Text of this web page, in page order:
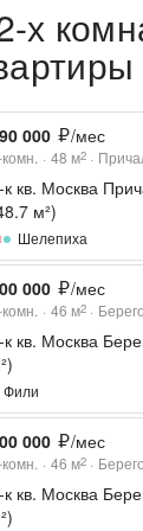
х
000 /мес
48 м2
к кв. Москва
м²)
Шелепиха
000 /мес
46 м2
к кв. Москва
Фили
000 /мес
46 м2
к кв. Москва